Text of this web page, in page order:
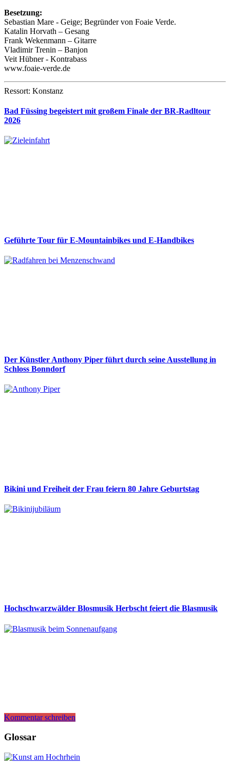
Besetzung:
Sebastian Mare - Geige; Begründer von Foaie Verde.
Katalin Horvath – Gesang
Frank Wekenmann – Gitarre
Vladimir Trenin – Banjon
Veit Hübner - Kontrabass
www.foaie-verde.de
Ressort: Konstanz
Bad Füssing begeistert mit großem Finale der BR-Radltour
2026
Geführte Tour für E-Mountainbikes und E-Handbikes
Der Künstler Anthony Piper führt durch seine Ausstellung in
Schloss Bonndorf
Bikini und Freiheit der Frau feiern 80 Jahre Geburtstag
Hochschwarzwälder Blosmusik Herbscht feiert die Blasmusik
Kommentar schreiben
Glossar